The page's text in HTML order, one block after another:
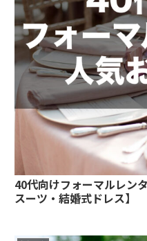
40代向けフォーマルレン
スーツ・結婚式ドレス】